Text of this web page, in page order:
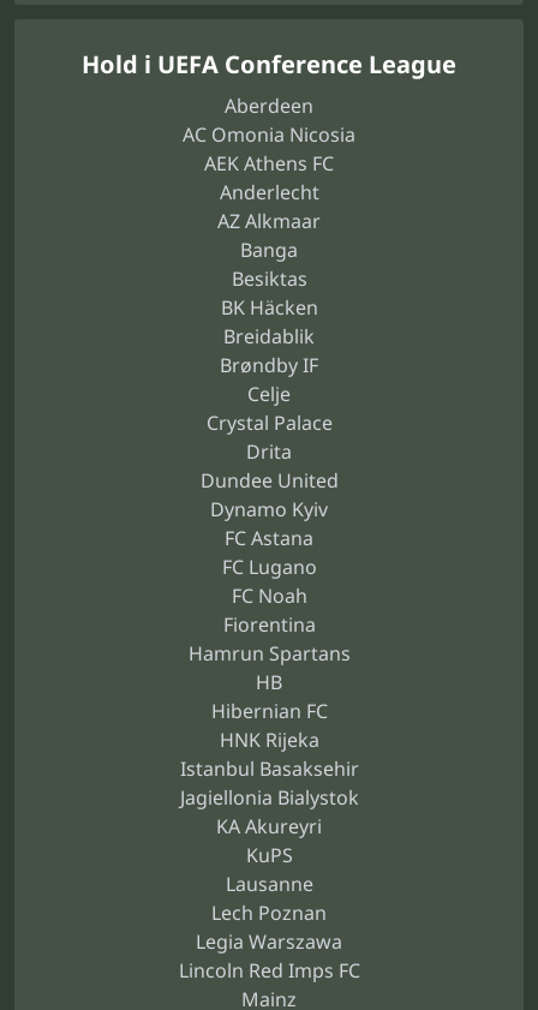
Hold i UEFA Conference League
Aberdeen
AC Omonia Nicosia
AEK Athens FC
Anderlecht
AZ Alkmaar
Banga
Besiktas
BK Häcken
Breidablik
Brøndby IF
Celje
Crystal Palace
Drita
Dundee United
Dynamo Kyiv
FC Astana
FC Lugano
FC Noah
Fiorentina
Hamrun Spartans
HB
Hibernian FC
HNK Rijeka
Istanbul Basaksehir
Jagiellonia Bialystok
KA Akureyri
KuPS
Lausanne
Lech Poznan
Legia Warszawa
Lincoln Red Imps FC
Mainz